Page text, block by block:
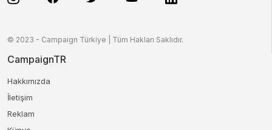
© 2023 - Campaign Türkiye | Tüm Hakları Saklıdır.
CampaignTR
Hakkımızda
İletişim
Reklam